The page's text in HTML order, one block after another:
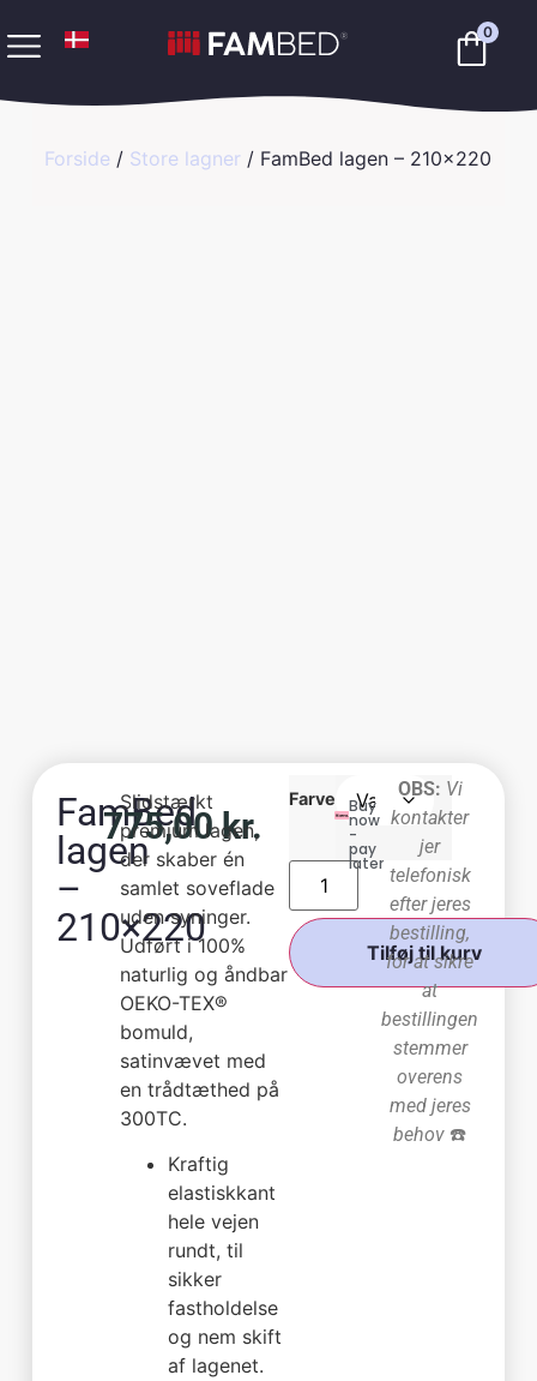
0
Forside / Store lagner / FamBed lagen – 210×220
FamBed
lagen
–
210×220
775,00kr.
Slidstærkt
premium lagen,
der skaber én
samlet soveflade
uden syninger.
Udført i 100%
naturlig og åndbar
OEKO-TEX®
bomuld,
satinvævet med
en trådtæthed på
300TC.
Kraftig
elastiskkant
hele vejen
rundt, til
sikker
fastholdelse
og nem skift
af lagenet.
Farve
Tilføj til kurv
Buy
now
-
pay
later
OBS: Vi
kontakter
jer
telefonisk
efter jeres
bestilling,
for at sikre
at
bestillingen
stemmer
overens
med jeres
behov ☎️